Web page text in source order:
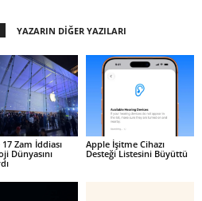
YAZARIN DİĞER YAZILARI
Zam İddiası
Dünyasını
Apple İşitme Cihazı
Desteği Listesini Büyüttü